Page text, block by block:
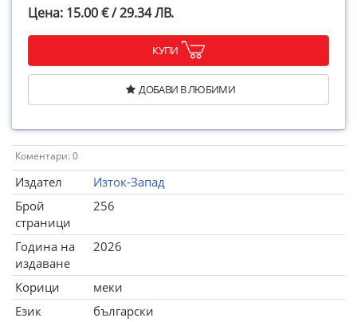
Цена: 15.00 € / 29.34 ЛВ.
КУПИ
ДОБАВИ В ЛЮБИМИ
Коментари: 0
Издател
Изток-Запад
Брой
страници
256
Година на
издаване
2026
Корици
меки
Език
български